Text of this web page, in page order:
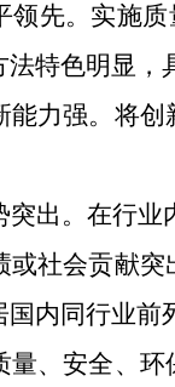
领先。 实施
法特色明显，
力强。 将创
出。 在行业
或社会贡献突
内同行业
量、安全、